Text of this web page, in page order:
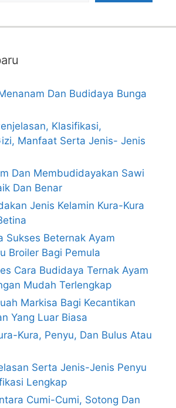
Dan Budidaya Bunga
Klasifikasi,
Manfaat Serta Jenis- Jenis
Dan Membudidayakan Sawi
Dan Benar
Jenis Kelamin Kura-Kura
Sukses Beternak Ayam
Broiler Bagi Pemula
Cara Budidaya Ternak Ayam
Mudah Terlengkap
Markisa Bagi Kecantikan
Yang Luar Biasa
Kura, Penyu, Dan Bulus Atau
Serta Jenis-Jenis Penyu
Lengkap
Cumi-Cumi, Sotong Dan